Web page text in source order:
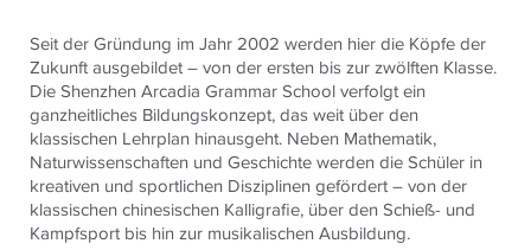
Seit der Gründung im Jahr 2002 werden hier die Köpfe der
Zukunft ausgebildet – von der ersten bis zur zwölften Klasse.
Die Shenzhen Arcadia Grammar School verfolgt ein
ganzheitliches Bildungskonzept, das weit über den
klassischen Lehrplan hinausgeht. Neben Mathematik,
Naturwissenschaften und Geschichte werden die Schüler in
kreativen und sportlichen Disziplinen gefördert – von der
klassischen chinesischen Kalligrafie, über den Schieß- und
Kampfsport bis hin zur musikalischen Ausbildung.